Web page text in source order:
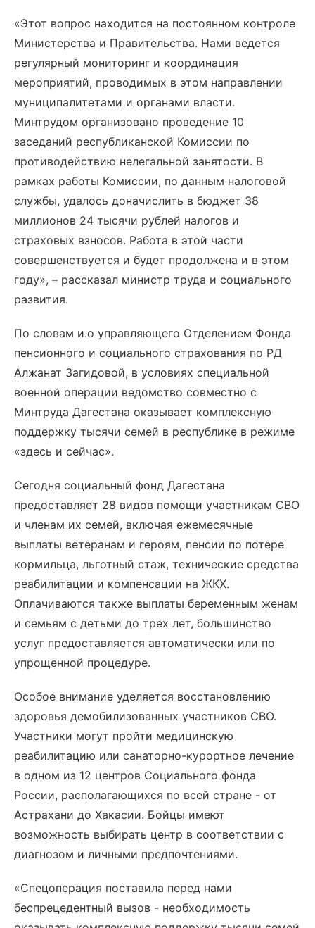
«Этот вопрос находится на постоянном контроле
Министерства и Правительства. Нами ведется
регулярный мониторинг и координация
мероприятий, проводимых в этом направлении
муниципалитетами и органами власти.
Минтрудом организовано проведение 10
заседаний республиканской Комиссии по
противодействию нелегальной занятости. В
рамках работы Комиссии, по данным налоговой
службы, удалось доначислить в бюджет 38
миллионов 24 тысячи рублей налогов и
страховых взносов. Работа в этой части
совершенствуется и будет продолжена и в этом
году», – рассказал министр труда и социального
развития.
По словам и.о управляющего Отделением Фонда
пенсионного и социального страхования по РД
Алжанат Загидовой, в условиях специальной
военной операции ведомство совместно с
Минтруда Дагестана оказывает комплексную
поддержку тысячи семей в республике в режиме
«здесь и сейчас».
Сегодня социальный фонд Дагестана
предоставляет 28 видов помощи участникам СВО
и членам их семей, включая ежемесячные
выплаты ветеранам и героям, пенсии по потере
кормильца, льготный стаж, технические средства
реабилитации и компенсации на ЖКХ.
Оплачиваются также выплаты беременным женам
и семьям с детьми до трех лет, большинство
услуг предоставляется автоматически или по
упрощенной процедуре.
Особое внимание уделяется восстановлению
здоровья демобилизованных участников СВО.
Участники могут пройти медицинскую
реабилитацию или санаторно-курортное лечение
в одном из 12 центров Социального фонда
России, располагающихся по всей стране - от
Астрахани до Хакасии. Бойцы имеют
возможность выбирать центр в соответствии с
диагнозом и личными предпочтениями.
«Спецоперация поставила перед нами
беспрецедентный вызов - необходимость